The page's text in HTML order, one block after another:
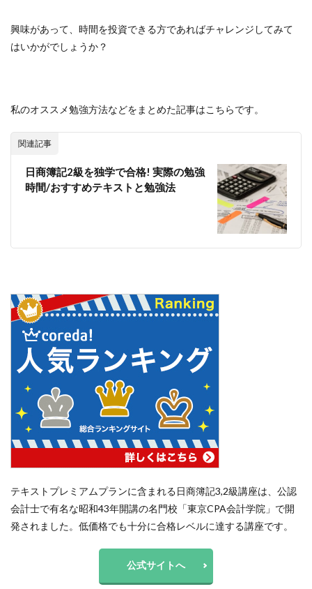
興味があって、時間を投資できる方であればチャレンジしてみて
はいかがでしょうか？
私のオススメ勉強方法などをまとめた記事はこちらです。
関連記事
日商簿記2級を独学で合格! 実際の勉強
時間/おすすめテキストと勉強法
テキストプレミアムプランに含まれる日商簿記3,2級講座は、公認
会計士で有名な昭和43年開講の名門校「東京CPA会計学院」で開
発されました。低価格でも十分に合格レベルに達する講座です。
公式サイトへ